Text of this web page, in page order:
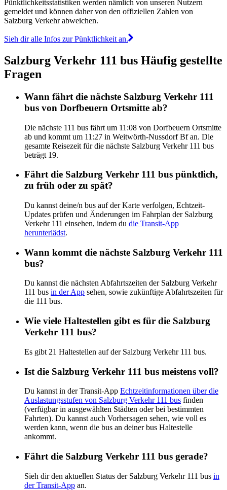
Pünktlichkeitsstatistiken werden nämlich von unseren Nutzern
gemeldet und können daher von den offiziellen Zahlen von
Salzburg Verkehr abweichen.
Sieh dir alle Infos zur Pünktlichkeit an.
Salzburg Verkehr 111 bus Häufig gestellte
Fragen
Wann fährt die nächste Salzburg Verkehr 111
bus von Dorfbeuern Ortsmitte ab?
Die nächste 111 bus fährt um 11:08 von Dorfbeuern Ortsmitte
ab und kommt um 11:27 in Weitwörth-Nussdorf Bf an. Die
gesamte Reisezeit für die nächste Salzburg Verkehr 111 bus
beträgt 19.
Fährt die Salzburg Verkehr 111 bus pünktlich,
zu früh oder zu spät?
Du kannst deine/n bus auf der Karte verfolgen, Echtzeit-
Updates prüfen und Änderungen im Fahrplan der Salzburg
Verkehr 111 einsehen, indem du die Transit-App
herunterlädst.
Wann kommt die nächste Salzburg Verkehr 111
bus?
Du kannst die nächsten Abfahrtszeiten der Salzburg Verkehr
111 bus in der App sehen, sowie zukünftige Abfahrtszeiten für
die 111 bus.
Wie viele Haltestellen gibt es für die Salzburg
Verkehr 111 bus?
Es gibt 21 Haltestellen auf der Salzburg Verkehr 111 bus.
Ist die Salzburg Verkehr 111 bus meistens voll?
Du kannst in der Transit-App Echtzeitinformationen über die
Auslastungsstufen von Salzburg Verkehr 111 bus finden
(verfügbar in ausgewählten Städten oder bei bestimmten
Fahrten). Du kannst auch Vorhersagen sehen, wie voll es
werden kann, wenn die bus an deiner bus Haltestelle
ankommt.
Fährt die Salzburg Verkehr 111 bus gerade?
Sieh dir den aktuellen Status der Salzburg Verkehr 111 bus in
der Transit-App an.